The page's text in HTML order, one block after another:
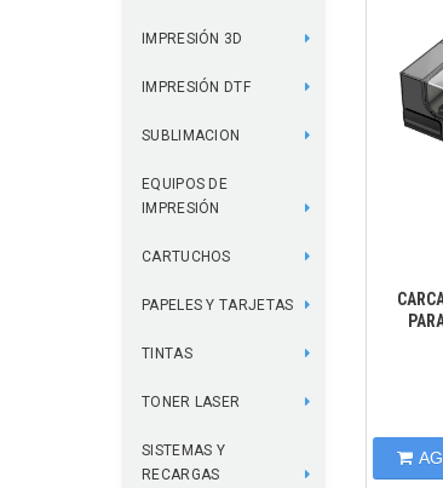
IMPRESIÓN 3D
IMPRESIÓN DTF
SUBLIMACION
EQUIPOS DE
IMPRESIÓN
CARTUCHOS
PAPELES Y TARJETAS
TINTAS
TONER LASER
SISTEMAS Y
RECARGAS